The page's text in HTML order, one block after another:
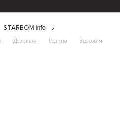
Дозвілля Родина Здоров’я
STARBOM info